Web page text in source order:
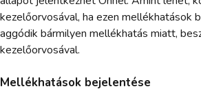
kezelőorvosával, ha ezen mellékhatások
aggódik bármilyen mellékhatás miatt,
kezelőorvosával.
Mellékhatások bejelentése